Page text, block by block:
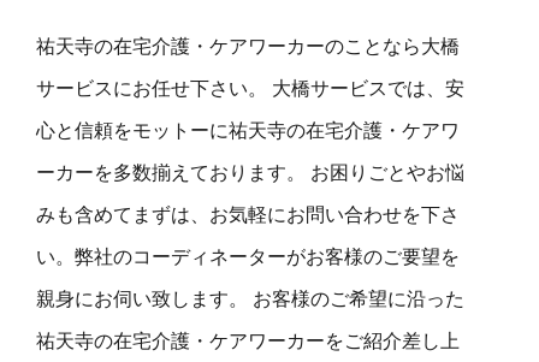
祐天寺の在宅介護・ケアワーカーのことなら大橋
サービスにお任せ下さい。 大橋サービスでは、安
心と信頼をモットーに祐天寺の在宅介護・ケアワ
ーカーを多数揃えております。 お困りごとやお悩
みも含めてまずは、お気軽にお問い合わせを下さ
い。弊社のコーディネーターがお客様のご要望を
親身にお伺い致します。 お客様のご希望に沿った
祐天寺の在宅介護・ケアワーカーをご紹介差し上